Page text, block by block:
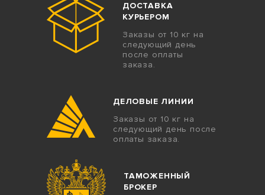
ДОСТАВКА
КУРЬЕРОМ
Заказы от 10 кг на
следующий день
после оплаты
заказа.
ДЕЛОВЫЕ ЛИНИИ
Заказы от 10 кг на
следующий день после
оплаты заказа.
ТАМОЖЕННЫЙ
БРОКЕР